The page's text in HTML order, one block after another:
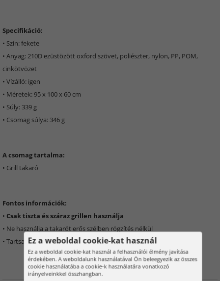
Specifikáció:
• Szín: fekete
• Anyag: 210D ezüstözött oxford szövet, poliészter, nylon, PP, POM,
cinkötvözet
• Vízálló: igen
• Méretek: 95 x 100 x 60 cm
• Súly: 339 g
• Csomag súlya: 346 g
A csomag tartalma:
• Grill takaró
Fontos információk:
• Csak tiszta és száraz grillen használja
• Ne használja a takarót erős szélben rögzítés nélkül
• Tartsa távol a nyílt lángtól vagy a forró grill részeitől
Ez a weboldal cookie-kat használ
Ez a weboldal cookie-kat használ a felhasználói élmény javítása
érdekében. A weboldalunk használatával Ön beleegyezik az összes
cookie használatába a cookie-k használatára vonatkozó
irányelveinkkel összhangban.